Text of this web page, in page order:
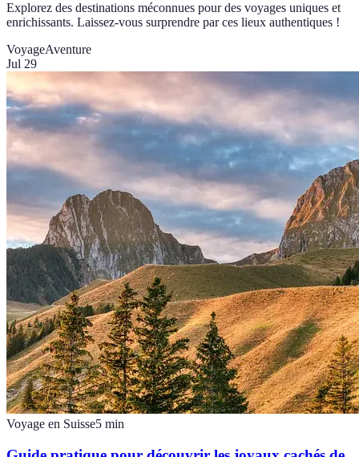
Explorez des destinations méconnues pour des voyages uniques et
enrichissants. Laissez-vous surprendre par ces lieux authentiques !
VoyageAventure
Jul 29
Voyage en Suisse5 min